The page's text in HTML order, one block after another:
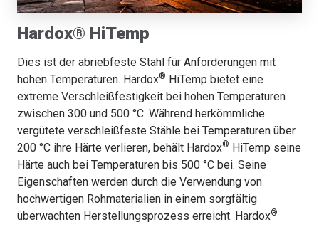
Hardox® HiTemp
Dies ist der abriebfeste Stahl für Anforderungen mit
hohen Temperaturen. Hardox® HiTemp bietet eine
extreme Verschleißfestigkeit bei hohen Temperaturen
zwischen 300 und 500 °C. Während herkömmliche
vergütete verschleißfeste Stähle bei Temperaturen über
200 °C ihre Härte verlieren, behält Hardox® HiTemp seine
Härte auch bei Temperaturen bis 500 °C bei. Seine
Eigenschaften werden durch die Verwendung von
hochwertigen Rohmaterialien in einem sorgfältig
überwachten Herstellungsprozess erreicht. Hardox®